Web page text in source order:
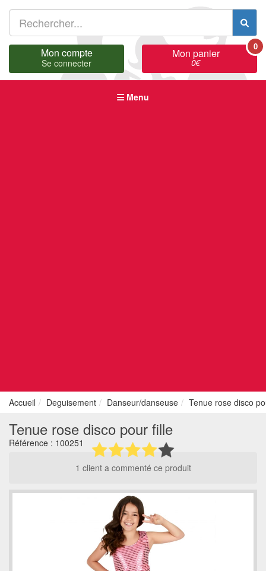
Mon compte
Se connecter
Mon panier
0€
0
Menu
Accueil Deguisement Danseur/danseuse Tenue rose disco
Tenue rose disco pour fille
Référence : 100251
1 client a commenté ce produit